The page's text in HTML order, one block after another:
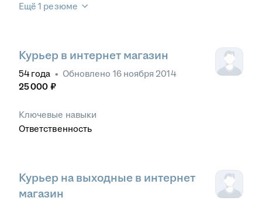
Ещё 1 резюме
Курьер в интернет магазин
54 года • Обновлено 16 ноября 2014
25 000 ₽
Ключевые навыки
Ответственность
Курьер на выходные в интернет
магазин